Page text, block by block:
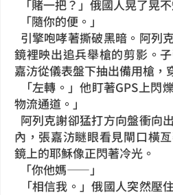
「賭一把？」俄國人晃了晃
「隨你的便。」
引擎咆哮著撕破黑暗。阿列
鏡裡映出追兵舉槍的剪影。
嘉汸從儀表盤下抽出備用槍，
「左轉。」他盯著GPS上閃
物流通道。」
阿列克謝卻猛打方向盤衝向
內，張嘉汸瞇眼看見閘口橫
鏡上的耶穌像正閃著冷光。
「你他媽——」
「相信我。」俄國人突然壓